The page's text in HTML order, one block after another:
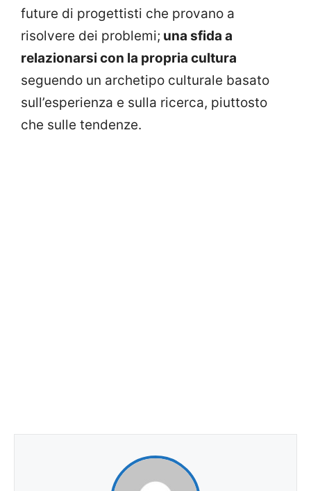
future di progettisti che provano a
risolvere dei problemi; una sfida a
relazionarsi con la propria cultura
seguendo un archetipo culturale basato
sull’esperienza e sulla ricerca, piuttosto
che sulle tendenze.